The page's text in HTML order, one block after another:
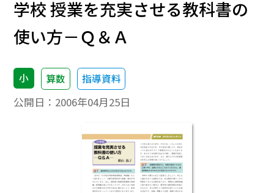
学校 授業を充実させる教科書の
使い方－Ｑ＆Ａ
小 算数 指導資料
公開日： 2006年04月25日